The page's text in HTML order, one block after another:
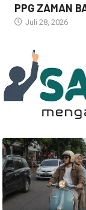
PPG ZAMAN
Juli 28, 2026